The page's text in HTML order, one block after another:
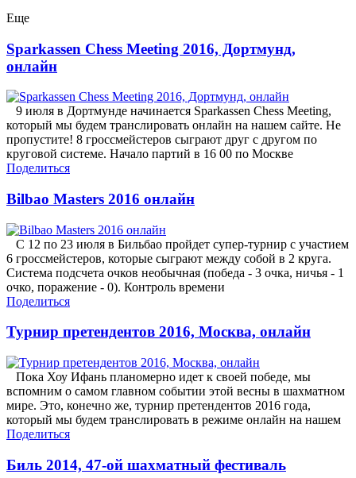
Еще
Sparkassen Chess Meeting 2016, Дортмунд,
онлайн
9 июля в Дортмунде начинается Sparkassen Chess Meeting,
который мы будем транслировать онлайн на нашем сайте. Не
пропустите! 8 гроссмейстеров сыграют друг с другом по
круговой системе. Начало партий в 16 00 по Москве
Поделиться
Bilbao Masters 2016 онлайн
С 12 по 23 июля в Бильбао пройдет супер-турнир с участием
6 гроссмейстеров, которые сыграют между собой в 2 круга.
Система подсчета очков необычная (победа - 3 очка, ничья - 1
очко, поражение - 0). Контроль времени
Поделиться
Турнир претендентов 2016, Москва, онлайн
Пока Хоу Ифань планомерно идет к своей победе, мы
вспомним о самом главном событии этой весны в шахматном
мире. Это, конечно же, турнир претендентов 2016 года,
который мы будем транслировать в режиме онлайн на нашем
Поделиться
Биль 2014, 47-ой шахматный фестиваль